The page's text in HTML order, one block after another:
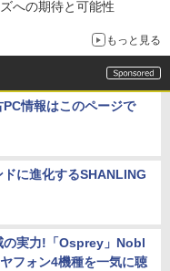
への期待と可能性
もっと見る
情報はこのページで
に進化するSHANLING
の実力!「Osprey」Nobl
フォン4機種を一気に聴